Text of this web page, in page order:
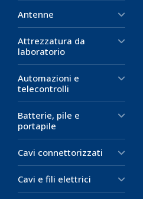
Antenne
Attrezzatura da
laboratorio
Automazioni e
telecontrolli
Batterie, pile e
portapile
Cavi connettorizzati
Cavi e fili elettrici